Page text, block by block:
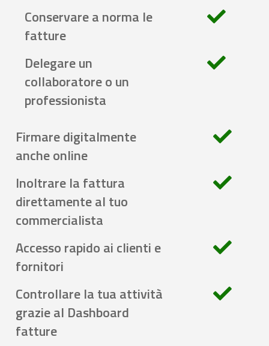
Conservare a norma le
fatture
Delegare un
collaboratore o un
professionista
Firmare digitalmente
anche online
Inoltrare la fattura
direttamente al tuo
commercialista
Accesso rapido ai clienti e
fornitori
Controllare la tua attività
grazie al Dashboard
fatture